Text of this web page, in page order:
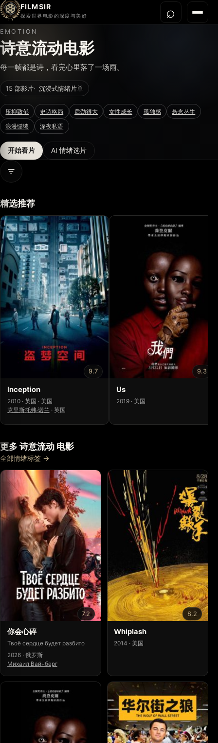
FILMSIR
探索世界电影的深度与美好 菜单
首页
今晚看什么
导演宇宙
影片库
影评与解读
关于我们
⌕打开
EMOTION
诗意流动电影
每一帧都是诗，看完心里落了一场雨。
15 部影片 沉浸式情绪片单
压抑致郁 史诗格局 后劲很大 女性成长 孤独感 悬念丛生
浪漫缱绻 深夜私语
开始看片 AI 情绪选片
打开情绪信息
精选推荐
9.7
Inception
2010 · 英国 · 美国
克里斯托弗·诺兰 · 英国
9.3
Us
2019 · 美国
更多 诗意流动 电影
全部情绪标签 →
7.2
你会心碎
Твоё сердце будет разбито
2026 · 俄罗斯
Михаил Вайнберг
8.2
Whiplash
2014 · 美国